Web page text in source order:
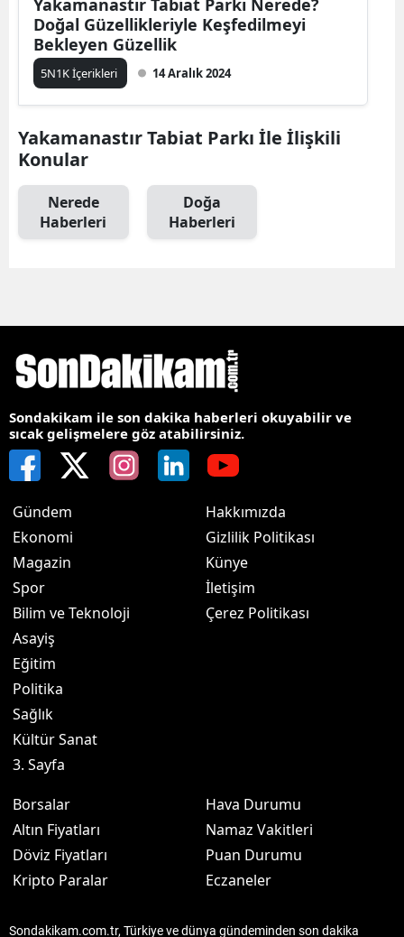
Yakamanastır Tabiat Parkı Nerede?
Doğal Güzellikleriyle Keşfedilmeyi
Bekleyen Güzellik
5N1K İçerikleri 14 Aralık 2024
Yakamanastır Tabiat Parkı İle İlişkili
Konular
Nerede
Haberleri
Doğa
Haberleri
Sondakikam ile son dakika haberleri okuyabilir ve
sıcak gelişmelere göz atabilirsiniz.
Gündem
Ekonomi
Magazin
Spor
Bilim ve Teknoloji
Asayiş
Eğitim
Politika
Sağlık
Kültür Sanat
3. Sayfa
Hakkımızda
Gizlilik Politikası
Künye
İletişim
Çerez Politikası
Borsalar
Altın Fiyatları
Döviz Fiyatları
Kripto Paralar
Hava Durumu
Namaz Vakitleri
Puan Durumu
Eczaneler
Sondakikam.com.tr, Türkiye ve dünya gündeminden son dakika